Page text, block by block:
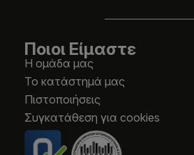
Ποιοι Είμαστε
Η ομάδα μας
Το κατάστημά μας
Πιστοποιήσεις
Συγκατάθεση για cookies